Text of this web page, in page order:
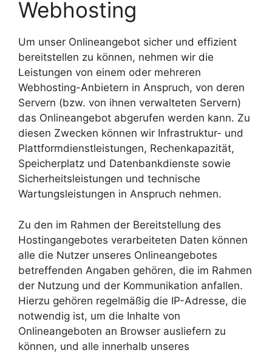
Webhosting
Um unser Onlineangebot sicher und effizient
bereitstellen zu können, nehmen wir die
Leistungen von einem oder mehreren
Webhosting-Anbietern in Anspruch, von deren
Servern (bzw. von ihnen verwalteten Servern)
das Onlineangebot abgerufen werden kann. Zu
diesen Zwecken können wir Infrastruktur- und
Plattformdienstleistungen, Rechenkapazität,
Speicherplatz und Datenbankdienste sowie
Sicherheitsleistungen und technische
Wartungsleistungen in Anspruch nehmen.
Zu den im Rahmen der Bereitstellung des
Hostingangebotes verarbeiteten Daten können
alle die Nutzer unseres Onlineangebotes
betreffenden Angaben gehören, die im Rahmen
der Nutzung und der Kommunikation anfallen.
Hierzu gehören regelmäßig die IP-Adresse, die
notwendig ist, um die Inhalte von
Onlineangeboten an Browser ausliefern zu
können, und alle innerhalb unseres